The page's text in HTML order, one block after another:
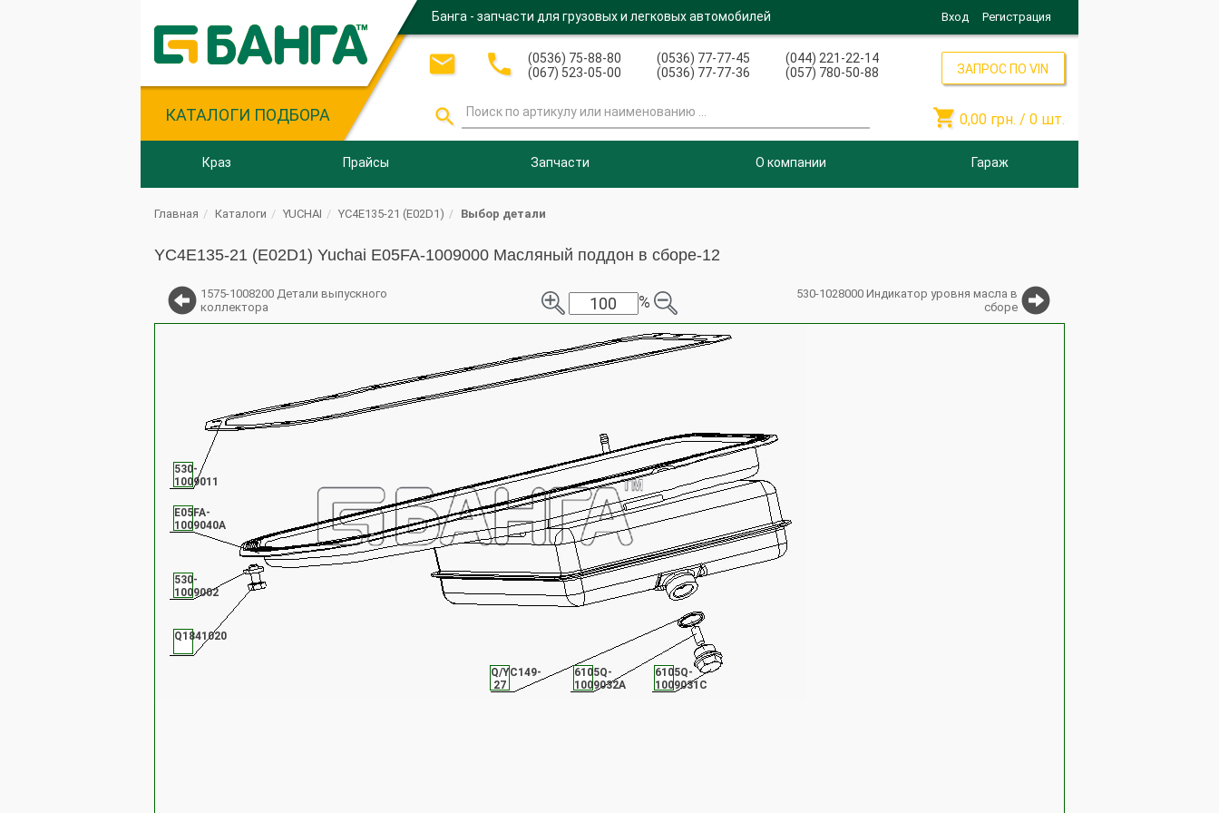
КАТАЛОГИ ПОДБОРА
Банга - запчасти для грузовых и легковых автомобилей Вход Регистрация
 
(0536) 75-88-80
(067) 523-05-00
(0536) 77-77-45
(0536) 77-77-36
(044) 221-22-14
(057) 780-50-88

ЗАПРОС ПО VIN
 0,00 грн. / 0 шт.
Краз Прайсы Запчасти О компании Гараж
Главная Каталоги YUCHAI YC4E135-21 (E02D1) Выбор детали
YC4E135-21 (E02D1) Yuchai E05FA-1009000 Масляный поддон в сборе-12
1575-1008200 Детали выпускного
коллектора
%
530-1028000 Индикатор уровня масла в
сборе
530-
1009011
E05FA-
1009040A
530-
1009002
Q1841020
Q/YC149-
27
6105Q-
1009032A
6105Q-
1009031C